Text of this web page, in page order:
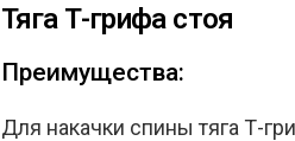
Тяга Т-грифа стоя
Преимущества:
Для накачки спины тяга Т-